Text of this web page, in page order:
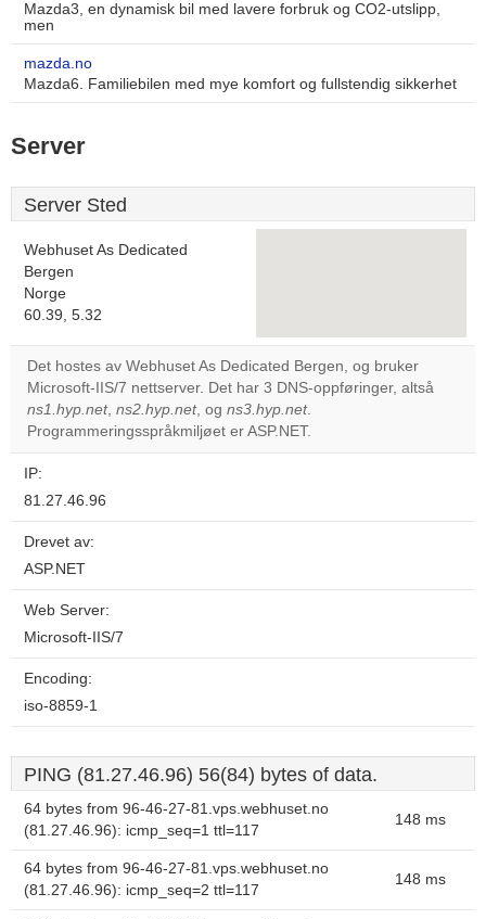
Mazda3, en dynamisk bil med lavere forbruk og CO2-utslipp,
men
mazda.no
Mazda6. Familiebilen med mye komfort og fullstendig sikkerhet
Server
Server Sted
Webhuset As Dedicated
Bergen
Norge
60.39, 5.32
correctly.
Do you
own this
website?
Det hostes av Webhuset As Dedicated Bergen, og bruker
Microsoft-IIS/7 nettserver. Det har 3 DNS-oppføringer, altså
ns1.hyp.net, ns2.hyp.net, og ns3.hyp.net.
Programmeringsspråkmiljøet er ASP.NET.
IP:
81.27.46.96
Drevet av:
ASP.NET
Web Server:
Microsoft-IIS/7
Encoding:
iso-8859-1
PING (81.27.46.96) 56(84) bytes of data.
64 bytes from 96-46-27-81.vps.webhuset.no
(81.27.46.96): icmp_seq=1 ttl=117
148 ms
64 bytes from 96-46-27-81.vps.webhuset.no
(81.27.46.96): icmp_seq=2 ttl=117
148 ms